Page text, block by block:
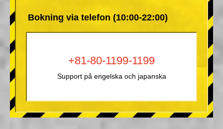
Bokning via telefon (10:00-22:00)
+81-80-1199-1199
Support på engelska och japanska